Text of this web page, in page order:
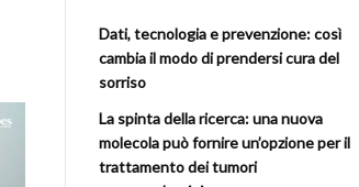
Dati, tecnologia e prevenzione: così
cambia il modo di prendersi cura del
sorriso
La spinta della ricerca: una nuova
molecola può fornire un’opzione per il
trattamento dei tumori